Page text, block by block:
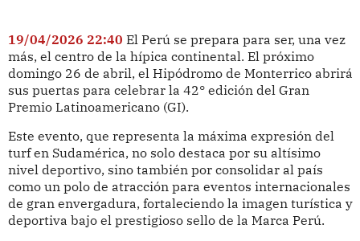
19/04/2026 22:40 El Perú se prepara para ser, una vez
más, el centro de la hípica continental. El próximo
domingo 26 de abril, el Hipódromo de Monterrico abrirá
sus puertas para celebrar la 42° edición del Gran
Premio Latinoamericano (GI).
Este evento, que representa la máxima expresión del
turf en Sudamérica, no solo destaca por su altísimo
nivel deportivo, sino también por consolidar al país
como un polo de atracción para eventos internacionales
de gran envergadura, fortaleciendo la imagen turística y
deportiva bajo el prestigioso sello de la Marca Perú.